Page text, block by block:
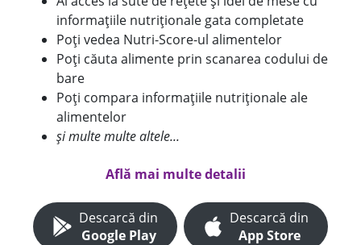
informațiile nutriționale gata completate
Poți vedea Nutri-Score-ul alimentelor
Poți căuta alimente prin scanarea codului de
bare
Poți compara informațiile nutriționale ale
alimentelor
și multe multe altele...
Află mai multe detalii
Descarcă din
Google Play
Descarcă din
App Store